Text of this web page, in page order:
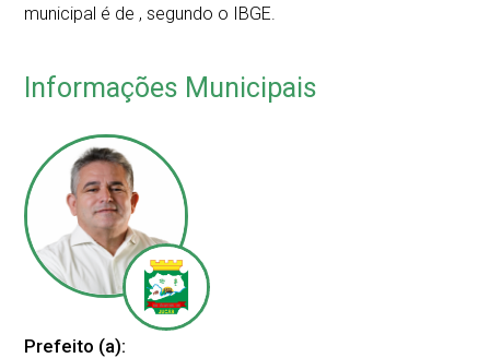
municipal é de , segundo o IBGE.
Informações Municipais
Prefeito (a):